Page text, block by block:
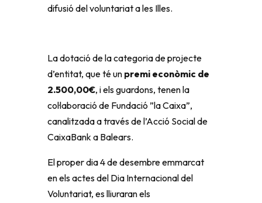
difusió del voluntariat a les Illes.
La dotació de la categoria de projecte
d’entitat, que té un premi econòmic de
2.500,00€, i els guardons, tenen la
col·laboració de Fundació ”la Caixa”,
canalitzada a través de l’Acció Social de
CaixaBank a Balears.
El proper dia 4 de desembre emmarcat
en els actes del Dia Internacional del
Voluntariat, es lliuraran els